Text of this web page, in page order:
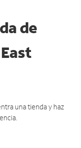
de
una tienda y haz